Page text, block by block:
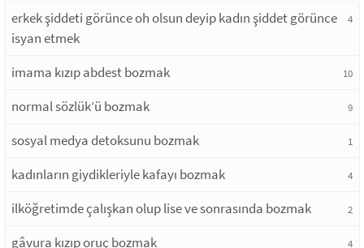
erkek şiddeti görünce oh olsun deyip kadın şiddet görünce
isyan etmek
4
imama kızıp abdest bozmak 10
normal sözlük’ü bozmak 9
sosyal medya detoksunu bozmak 1
kadınların giydikleriyle kafayı bozmak 4
ilköğretimde çalışkan olup lise ve sonrasında bozmak 2
gâvura kızıp oruç bozmak 4